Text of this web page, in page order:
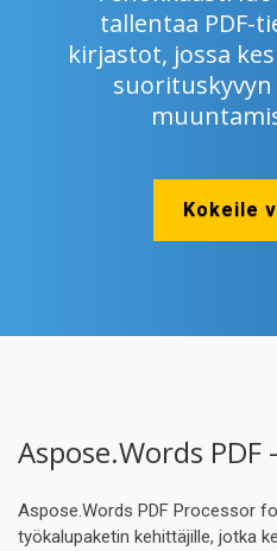
tallentaa PDF-
kirjastot, jossa
suorituskyvyn
Kokeile
Aspose.Words PDF
Aspose.Words PDF Processor
työkalupaketin kehittäjille, jotka